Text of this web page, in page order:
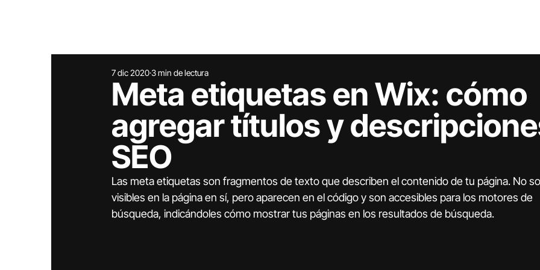
Meta etiquetas en Wix: cómo
agregar títulos y
SEO
7 dic 20203 min de lectura
Las meta etiquetas son fragmentos de texto que describen el contenido de tu página. No
visibles en la página en sí, pero aparecen en el código y son accesibles para los motores de
búsqueda, indicándoles cómo mostrar tus páginas en los resultados de búsqueda.